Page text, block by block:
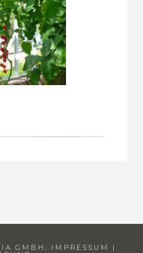
GMBH. IMPRESSUM
|